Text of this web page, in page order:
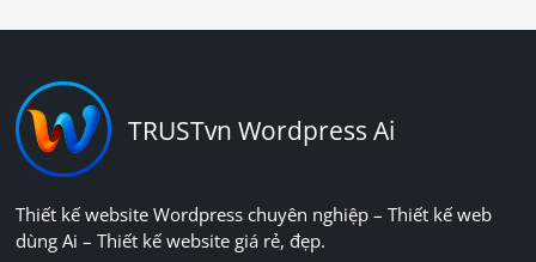
TRUSTvn Wordpress Ai
Thiết kế website Wordpress chuyên nghiệp – Thiết kế web
dùng Ai – Thiết kế website giá rẻ, đẹp.